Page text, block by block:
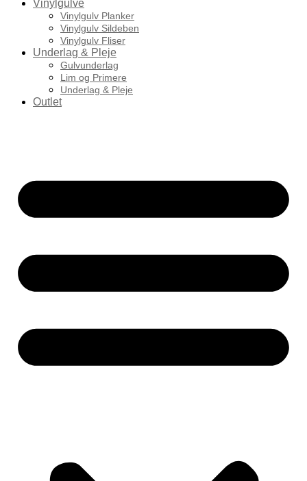
Vinylgulve
Vinylgulv Planker
Vinylgulv Sildeben
Vinylgulv Fliser
Underlag & Pleje
Gulvunderlag
Lim og Primere
Underlag & Pleje
Outlet